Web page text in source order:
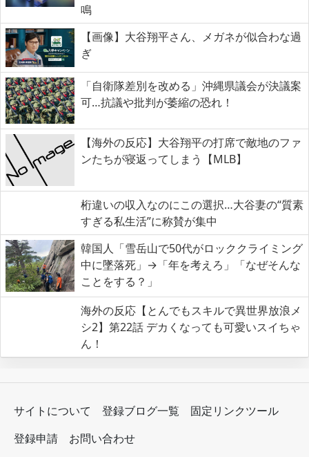
鳴
【画像】大谷翔平さん、メガネが似合わな過
ぎ
「自衛隊差別を改める」沖縄県議会が決議案
可…抗議や批判が萎縮の恐れ！
【海外の反応】大谷翔平の打席で敵地のファ
ンたちが寝返ってしまう【MLB】
桁違いの収入なのにこの選択…大谷妻の“質素
すぎる私生活”に称賛が集中
韓国人「雪岳山で50代がロッククライミング
中に墜落死」→「年を考えろ」「なぜそんな
ことをする？」
海外の反応【とんでもスキルで異世界放浪メ
シ2】第22話 デカくなっても可愛いスイちゃ
ん！
サイトについて 登録ブログ一覧
固定リンクツール
登録申請
お問い合わせ